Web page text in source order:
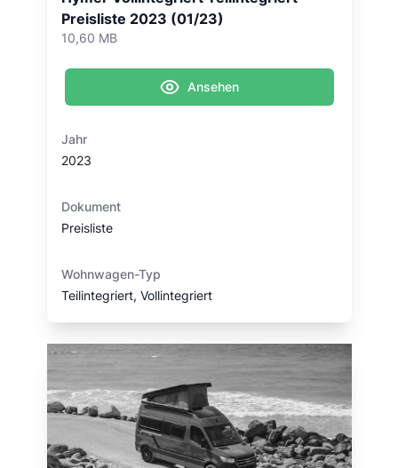
Preisliste 2023 (01/23)
10,60 MB
Ansehen
Jahr
2023
Dokument
Preisliste
Wohnwagen-Typ
Teilintegriert, Vollintegriert